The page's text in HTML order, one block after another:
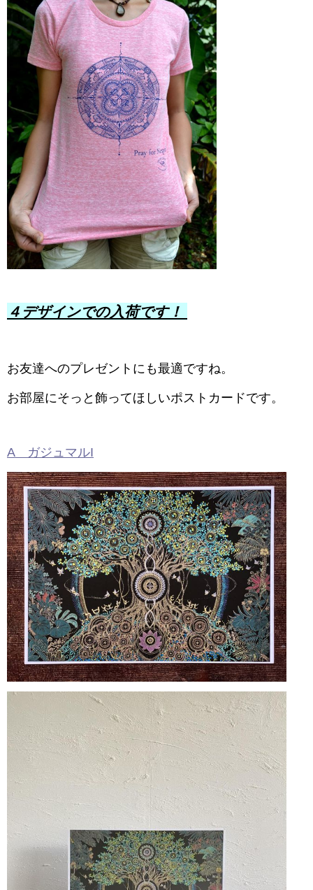
４デザインでの入荷です！
お友達へのプレゼントにも最適ですね。
お部屋にそっと飾ってほしいポストカードです。
A ガジュマルI